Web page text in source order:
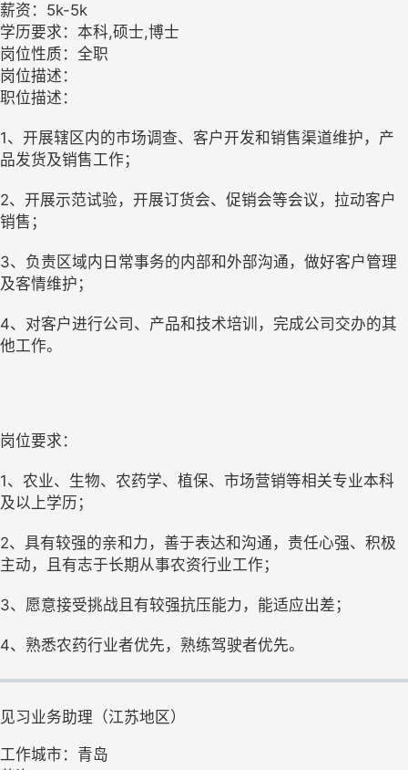
薪资：5k-5k
学历要求：本科,硕士,博士
岗位性质：全职
岗位描述：
职位描述：
1、开展辖区内的市场调查、客户开发和销售渠道维护，产
品发货及销售工作；
2、开展示范试验，开展订货会、促销会等会议，拉动客户
销售；
3、负责区域内日常事务的内部和外部沟通，做好客户管理
及客情维护；
4、对客户进行公司、产品和技术培训，完成公司交办的其
他工作。
岗位要求：
1、农业、生物、农药学、植保、市场营销等相关专业本科
及以上学历；
2、具有较强的亲和力，善于表达和沟通，责任心强、积极
主动，且有志于长期从事农资行业工作；
3、愿意接受挑战且有较强抗压能力，能适应出差；
4、熟悉农药行业者优先，熟练驾驶者优先。
见习业务助理（江苏地区）
工作城市：青岛